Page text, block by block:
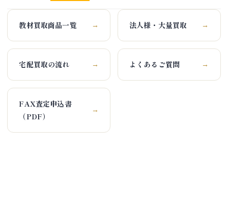
教材買取商品一覧 → 法人様・大量買取 →
宅配買取の流れ → よくあるご質問 →
FAX査定申込書
（PDF）
→